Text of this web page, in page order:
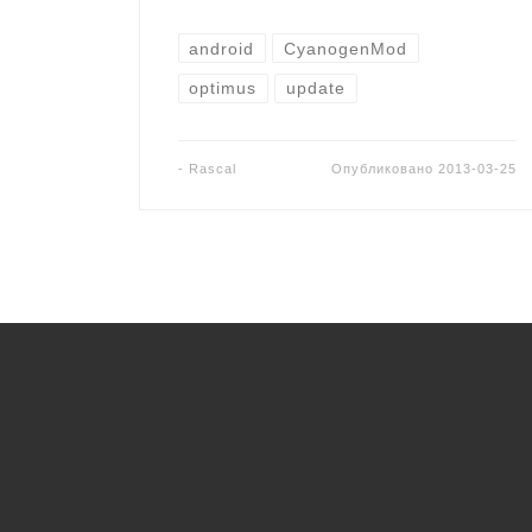
android CyanogenMod
optimus update
- Rascal Опубликовано 2013-03-25